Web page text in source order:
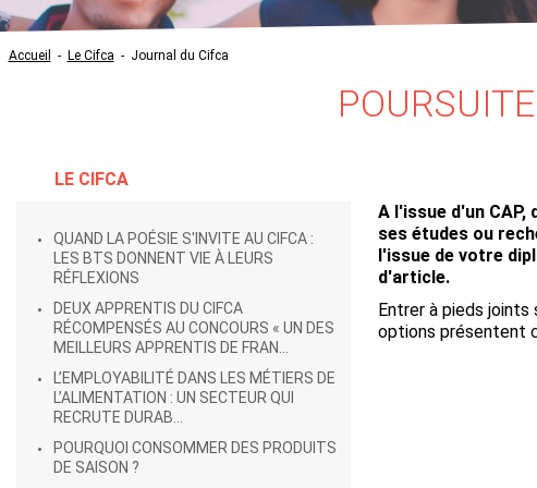
Accueil - Le Cifca - Journal du Cifca
LE CIFCA
QUAND LA POÉSIE S'INVITE AU CIFCA :
LES BTS DONNENT VIE À LEURS
RÉFLEXIONS
DEUX APPRENTIS DU CIFCA
RÉCOMPENSÉS AU CONCOURS « UN DES
MEILLEURS APPRENTIS DE FRAN...
L’EMPLOYABILITÉ DANS LES MÉTIERS DE
L’ALIMENTATION : UN SECTEUR QUI
RECRUTE DURAB...
POURQUOI CONSOMMER DES PRODUITS
DE SAISON ?
A l'issue d'un
ses études ou
l'issue de votre
d'article.
Entrer à pieds joints
options présentent